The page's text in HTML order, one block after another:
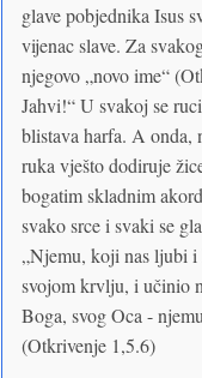
glave pobjednika Isus
vijenac slave. Za
njegovo „novo ime“
Jahvi!“ U svakoj se
blistava harfa. A onda,
ruka vješto dodiruje
bogatim skladnim
svako srce i svaki se
„Njemu, koji nas ljubi
svojom krvlju, i učinio
Boga, svog Oca -
(Otkrivenje 1,5.6)